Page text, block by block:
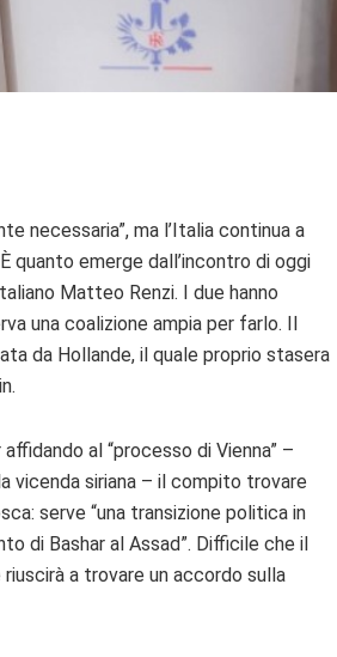
necessaria”, ma l’Italia continua a
quanto emerge dall’incontro di oggi
Matteo Renzi. I due hanno
una coalizione ampia per farlo. Il
da Hollande, il quale proprio stasera
al “processo di Vienna” –
vicenda siriana – il compito trovare
serve “una transizione politica in
di Bashar al Assad”. Difficile che il
a trovare un accordo sulla